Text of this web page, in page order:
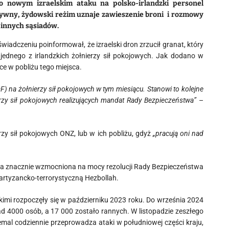
nowym izraelskim ataku na polsko-irlandzki personel
żydowski reżim uznaje zawieszenie broni i rozmowy
sąsiadów.
poinformował, że izraelski dron zrzucił granat, który
z irlandzkich żołnierzy sił pokojowych.Jak dodano w
w pobliżu tego miejsca.
na żołnierzy sił pokojowych w tym miesiącu. Stanowi to kolejne
sił pokojowych realizujących mandat Rady Bezpieczeństwa”–
sił pokojowych ONZ, lub w ich pobliżu, gdyż „pracują oni nad
znacznie wzmocniona na mocy rezolucji Rady Bezpieczeństwa
terrorystyczną Hezbollah.
rozpoczęły się w październiku 2023 roku. Do września 2024
4000 osób, a 17 000 zostało rannych.W listopadzie zeszłego
codziennie przeprowadza ataki w południowej części kraju,